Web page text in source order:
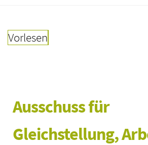
Vorlesen
Ausschuss für
Gleichstellung,